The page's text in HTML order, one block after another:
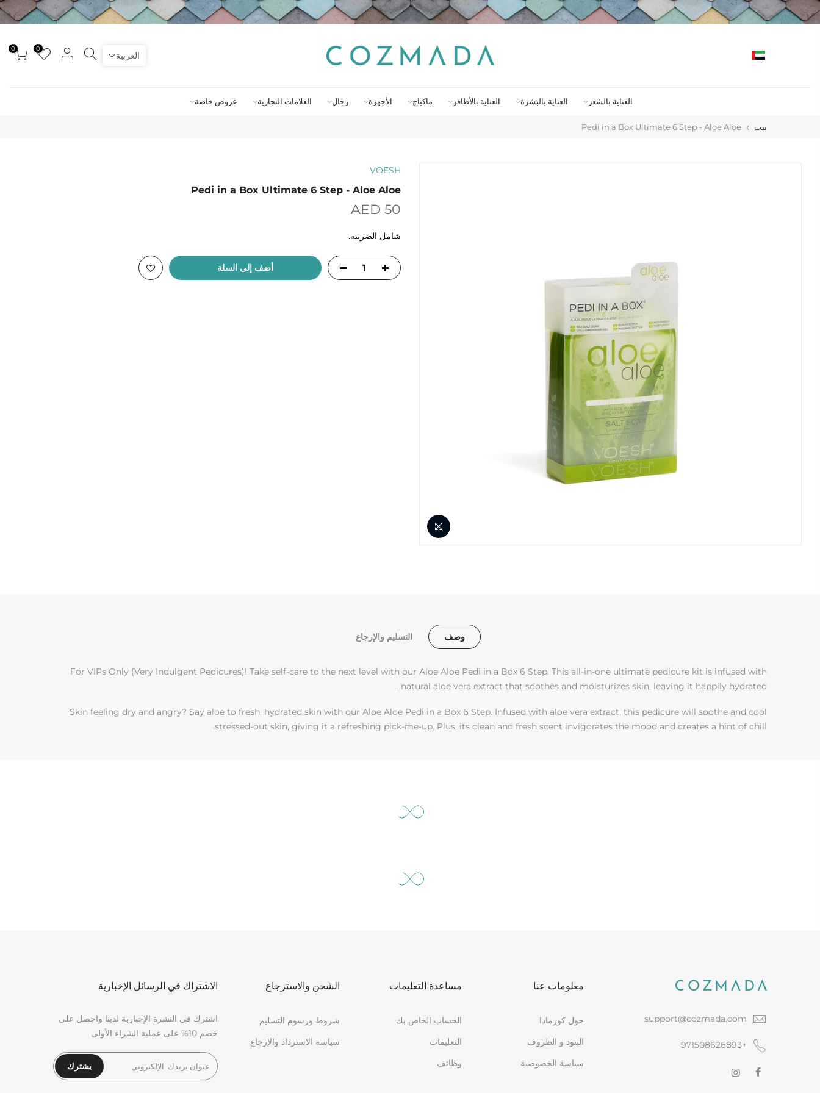
تخطى
الى
0
0
العناية بالشعر العناية بالبشرة العناية بالأظافر ماكياج الأجهزة رجال العلامات التجارية عروض خاصة
بيت Pedi in a Box Ultimate 6 Step - Aloe Aloe
VOESH
Pedi in a Box Ultimate 6 Step - Aloe Aloe
AED 50
شامل الضريبة.
أضف إلى السلة
وصف التسليم والإرجاع
For VIPs Only (Very Indulgent Pedicures)! Take self-care to the next level with our Aloe Aloe Pedi in a Box 6 Step. This all-in-one ultimate pedicure kit is infused with
natural aloe vera extract that soothes and moisturizes skin, leaving it happily hydrated.
Skin feeling dry and angry? Say aloe to fresh, hydrated skin with our Aloe Aloe Pedi in a Box 6 Step. Infused with aloe vera extract, this pedicure will soothe and cool
stressed-out skin, giving it a refreshing pick-me-up. Plus, its clean and fresh scent invigorates the mood and creates a hint of chill.
support@cozmada.com
+971508626893
معلومات عنا
حول كوزمادا
البنود و الظروف
سياسة الخصوصية
مساعدة التعليمات
الحساب الخاص بك
التعليمات
وظائف
الشحن والاسترجاع
شروط ورسوم التسليم
سياسة الاسترداد والإرجاع
الاشتراك في الرسائل الإخبارية
اشترك في النشرة الإخبارية لدينا واحصل على
خصم 10% على عملية الشراء الأولى
يشترك
العربية